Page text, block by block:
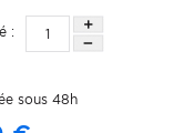
:
sous 48h